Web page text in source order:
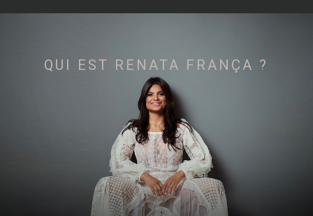
QUI EST RENATA FRANÇA ?